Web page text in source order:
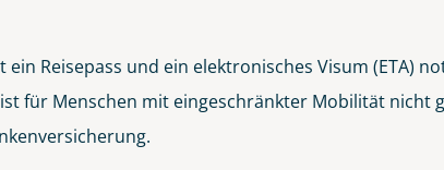
Bridge mit Reflexion
Reisepass und ein elektronisches Visum (ETA)
für Menschen mit eingeschränkter Mobilität nicht